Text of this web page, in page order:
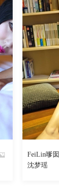
By
FeiLin嗲
沈梦瑶